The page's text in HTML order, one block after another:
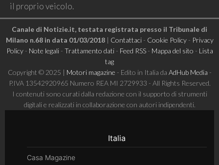
il proprio veicolo.
Canale di Notizie.it, testata registrata presso il Tribunale di
Milano n.68 in data 01/03/2018| Contattaci- Cookie Policy- Privacy
Policy- Note legali- Trattamento dati- Feed RSS- Mappa del sito - Lista
tag
Copyright © 2025 | Motori magazine - Edito in Italia da AdHub Media -
P.IVA 13542920965 Numero REA MI 2729933 - All Rights Reserved.
I contenuti sono curati dalla redazione con il supporto di strumenti
digitali e realizzati in collaborazione con autori indipendenti.
Italia
Casa Magazine